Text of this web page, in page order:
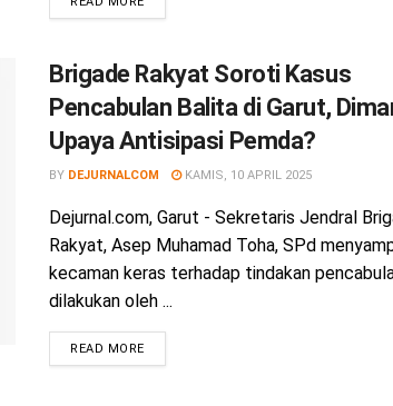
Brigade Rakyat Soroti Kasus
Pencabulan Balita di Garut,
Upaya Antisipasi Pemda?
BY DEJURNALCOM KAMIS, 10 APRIL 2025
Dejurnal.com, Garut - Sekretaris Jendral
Rakyat, Asep Muhamad Toha, SPd
kecaman keras terhadap tindakan
dilakukan oleh ...
READ MORE